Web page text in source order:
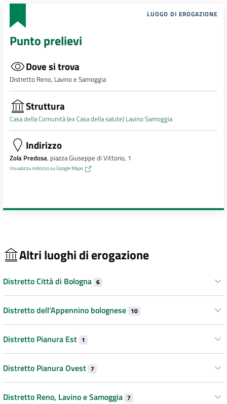
LUOGO DI EROGAZIONE
Punto prelievi
Dove si trova
Distretto Reno, Lavino e Samoggia
Struttura
Casa della Comunità (ex Casa della salute) Lavino Samoggia
Indirizzo
Zola Predosa, piazza Giuseppe di Vittorio, 1
Visualizza indirizzo su Google Maps
Altri luoghi di erogazione
Distretto Città di Bologna 6
Distretto dell’Appennino bolognese 10
Distretto Pianura Est 1
Distretto Pianura Ovest 7
Distretto Reno, Lavino e Samoggia 7